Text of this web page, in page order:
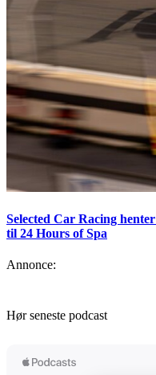
Selected Car Racing
til 24 Hours of Spa
Annonce:
Hør seneste podcast